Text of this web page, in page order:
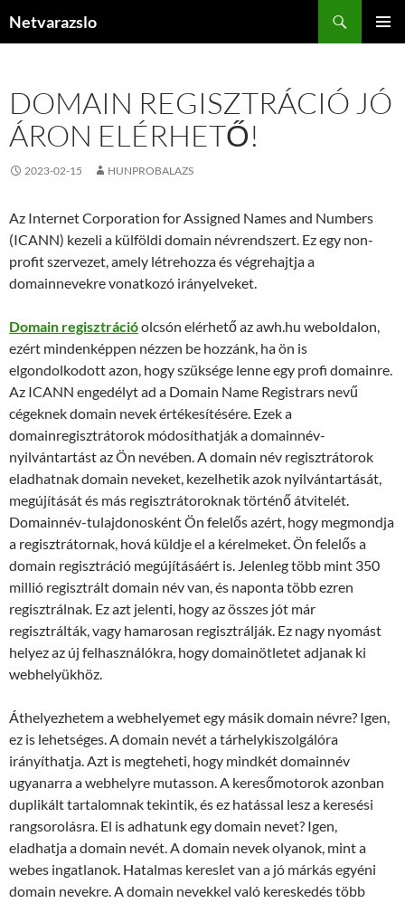
Netvarazslo
DOMAIN REGISZTRÁCIÓ JÓ
ÁRON ELÉRHETŐ!
2023-02-15 HUNPROBALAZS
Az Internet Corporation for Assigned Names and Numbers
(ICANN) kezeli a külföldi domain névrendszert. Ez egy non-
profit szervezet, amely létrehozza és végrehajtja a
domainnevekre vonatkozó irányelveket.
Domain regisztrációolcsón elérhető az awh.hu weboldalon,
ezért mindenképpen nézzen be hozzánk, ha ön is
elgondolkodott azon, hogy szüksége lenne egy profi domainre.
Az ICANN engedélyt ad a Domain Name Registrars nevű
cégeknek domain nevek értékesítésére. Ezek a
domainregisztrátorok módosíthatják a domainnév-
nyilvántartást az Ön nevében. A domain név regisztrátorok
eladhatnak domain neveket, kezelhetik azok nyilvántartását,
megújítását és más regisztrátoroknak történő átvitelét.
Domainnév-tulajdonosként Ön felelős azért, hogy megmondja
a regisztrátornak, hová küldje el a kérelmeket. Ön felelős a
domain regisztráció megújításáért is. Jelenleg több mint 350
millió regisztrált domain név van, és naponta több ezren
regisztrálnak. Ez azt jelenti, hogy az összes jót már
regisztrálták, vagy hamarosan regisztrálják. Ez nagy nyomást
helyez az új felhasználókra, hogy domainötletet adjanak ki
webhelyükhöz.
Áthelyezhetem a webhelyemet egy másik domain névre? Igen,
ez is lehetséges. A domain nevét a tárhelykiszolgálóra
irányíthatja. Azt is megteheti, hogy mindkét domainnév
ugyanarra a webhelyre mutasson. A keresőmotorok azonban
duplikált tartalomnak tekintik, és ez hatással lesz a keresési
rangsorolásra. El is adhatunk egy domain nevet? Igen,
eladhatja a domain nevét. A domain nevek olyanok, mint a
webes ingatlanok. Hatalmas kereslet van a jó márkás egyéni
domain nevekre. A domain nevekkel való kereskedés több